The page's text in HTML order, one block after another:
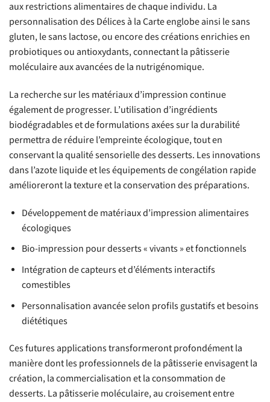
aux restrictions alimentaires de chaque individu. La
personnalisation des Délices à la Carte englobe ainsi le sans
gluten, le sans lactose, ou encore des créations enrichies en
probiotiques ou antioxydants, connectant la pâtisserie
moléculaire aux avancées de la nutrigénomique.
La recherche sur les matériaux d’impression continue
également de progresser. L’utilisation d’ingrédients
biodégradables et de formulations axées sur la durabilité
permettra de réduire l’empreinte écologique, tout en
conservant la qualité sensorielle des desserts. Les innovations
dans l’azote liquide et les équipements de congélation rapide
amélioreront la texture et la conservation des préparations.
Développement de matériaux d’impression alimentaires
écologiques
Bio-impression pour desserts « vivants » et fonctionnels
Intégration de capteurs et d’éléments interactifs
comestibles
Personnalisation avancée selon profils gustatifs et besoins
diététiques
Ces futures applications transformeront profondément la
manière dont les professionnels de la pâtisserie envisagent la
création, la commercialisation et la consommation de
desserts. La pâtisserie moléculaire, au croisement entre